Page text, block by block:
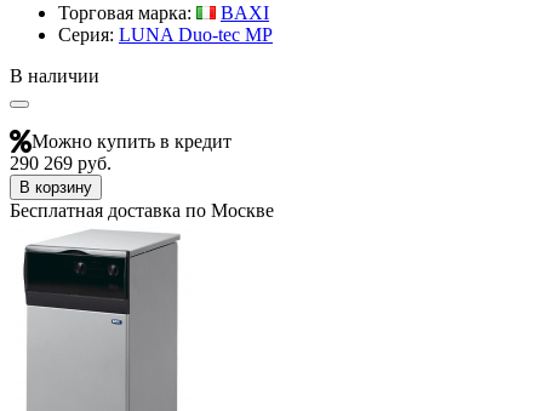
Торговая марка:
BAXI
Серия: LUNA Duo-tec MP
В наличии
Можно купить в кредит
290 269 руб.
В корзину
Бесплатная доставка по Москве